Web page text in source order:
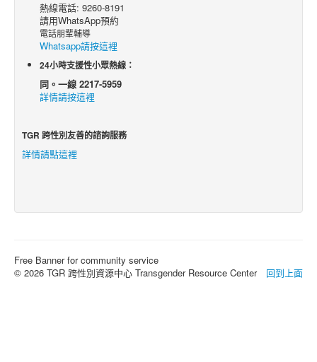
熱線電話: 9260-8191
請用WhatsApp預約
電話朋輩輔導
Whatsapp請按這裡
24小時支援性小眾熱線：
同。一線 2217-5959
詳情請按這裡
TGR 跨性別友善的諮詢服務
詳情請點這裡
Free Banner for community service
回到上面
© 2026 TGR 跨性別資源中心 Transgender Resource Center